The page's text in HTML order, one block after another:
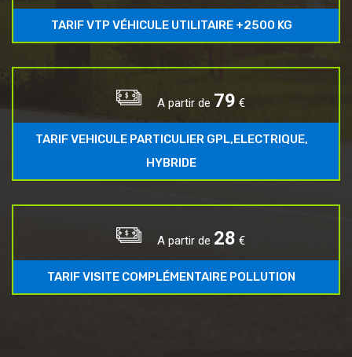
TARIF VTP VÉHICULE UTILITAIRE +2500 KG
A partir de 96 €
TARIF VEHICULE PARTICULIER GPL,ELECTRIQUE,
HYBRIDE
A partir de 34 €
TARIF VISITE COMPLÉMENTAIRE POLLUTION